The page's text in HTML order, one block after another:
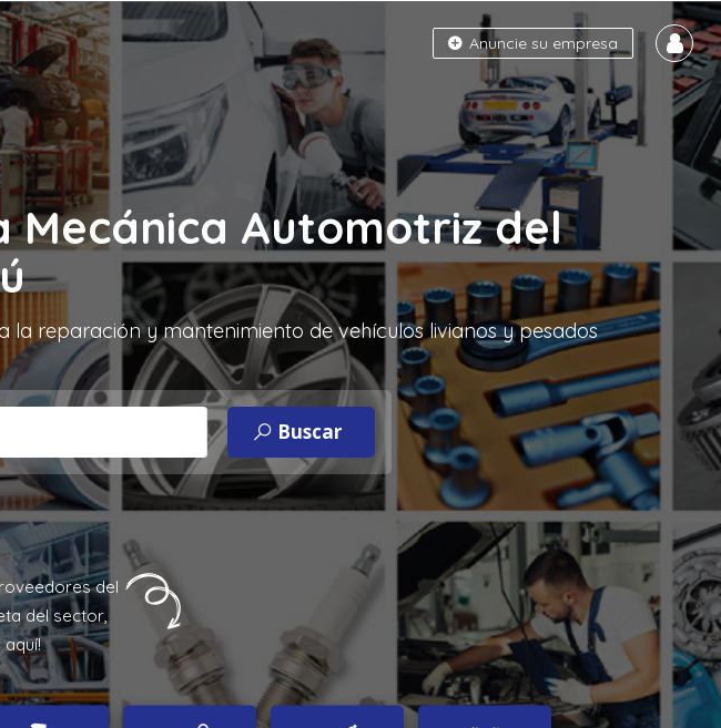
Anuncie su empresa
Mecánica Automotriz del
reparación y mantenimiento de vehículos livianos y pesados
del
del sector,